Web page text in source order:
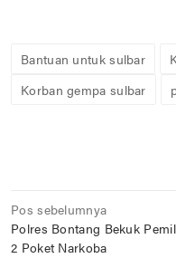
Bantuan untuk sulbar
Korban gempa sulbar
Navigasi
pos
Pos sebelumnya
Polres Bontang Bekuk
2 Poket Narkoba